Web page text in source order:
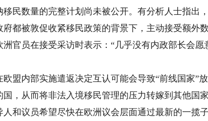
数量的完整计划尚未被公开。有分析人士指出
都被敦促收紧移民政策的背景下，主动接受额外
官员在接受采访时表示：“几乎没有内政部长会愿
内部实施遣返决定互认可能会导致“前线国家”放
，从而将非法入境移民管理的压力转嫁到其他国家
议员希望尽快在欧洲议会层面通过最新的一揽子